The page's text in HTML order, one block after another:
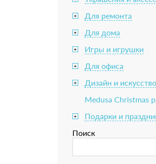
+ Для ремонта
+ Для дома
+ Игры и игрушки
+ Для офиса
+
Дизайн и искусство
Medusa Christmas
+
Подарки и
Поиск